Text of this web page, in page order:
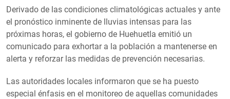
Derivado de las condiciones climatológicas actuales y ante
el pronóstico inminente de lluvias intensas para las
próximas horas, el gobierno de Huehuetla emitió un
comunicado para exhortar a la población a mantenerse en
alerta y reforzar las medidas de prevención necesarias.
Las autoridades locales informaron que se ha puesto
especial énfasis en el monitoreo de aquellas comunidades